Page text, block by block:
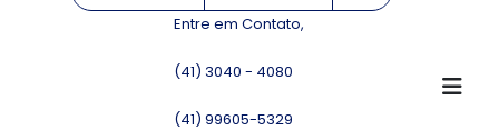
Entre em Contato,
(41) 3040 - 4080
(41) 99605-5329